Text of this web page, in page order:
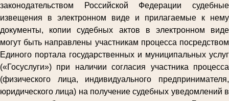
законодательством Российской Федерации судебные
извещения в электронном виде и прилагаемые к нему
документы, копии судебных актов в электронном виде
могут быть направлены участникам процесса посредством
Единого портала государственных и муниципальных услуг
(«Госуслуги») при наличии согласия участника процесса
(физического лица, индивидуального предпринимателя,
юридического лица) на получение судебных уведомлений в